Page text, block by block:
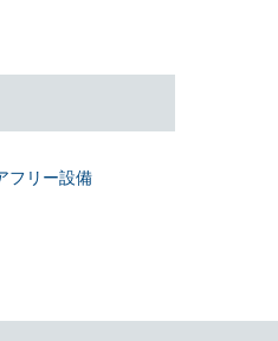
フリー設備